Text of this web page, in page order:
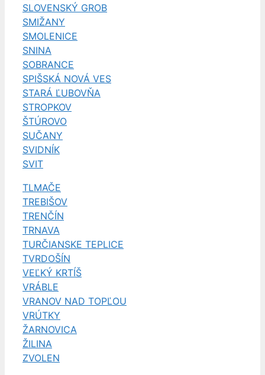
SLOVENSKÝ GROB
SMIŽANY
SMOLENICE
SNINA
SOBRANCE
SPIŠSKÁ NOVÁ VES
STARÁ ĽUBOVŇA
STROPKOV
ŠTÚROVO
SUČANY
SVIDNÍK
SVIT
TLMAČE
TREBIŠOV
TRENČÍN
TRNAVA
TURČIANSKE TEPLICE
TVRDOŠÍN
VEĽKÝ KRTÍŠ
VRÁBLE
VRANOV NAD TOPĽOU
VRÚTKY
ŽARNOVICA
ŽILINA
ZVOLEN